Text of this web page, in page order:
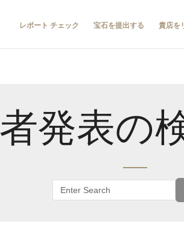
レポート チェック 宝石を提出する 貴店を
発表の